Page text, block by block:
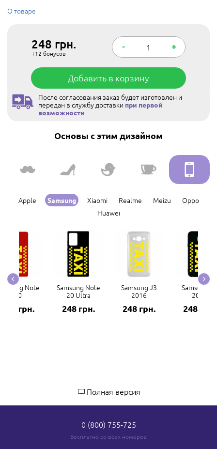
О товаре
248 грн.
+12 бонусов
- +
Добавить в корзину
После согласования заказ будет изготовлен и
передан в службу доставки при первой
возможности
Основы с этим дизайном
Apple Samsung Xiaomi Realme Meizu
Oppo
Huawei
Note
20
248 грн.
Samsung Note
20 Ultra
248 грн.
Samsung J3
2016
248 грн.
Samsung J3
2017
248 грн.
Полная версия
0 (800) 755-725
Бесплатно со всех номеров